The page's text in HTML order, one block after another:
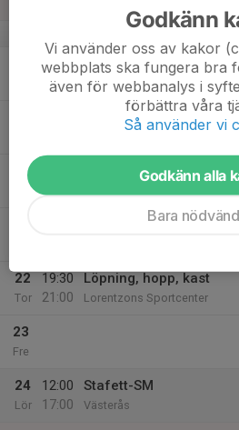
16:30
18:00
Sprint eller kast
Lorentzons Sportcenter
Snabbhetsuthållighet/
Cirkelträning
22
Tor
19:30
21:00
Löpning, hopp, kast
Lorentzons Sportcenter
23
Fre
24
Lör
12:00
17:00
Stafett-SM
Västerås
Godkänn
Vi använder oss av kakor
webbplats ska fungera bra
även för webbanalys i
förbättra våra
Så använder vi
Godkänn alla
Bara